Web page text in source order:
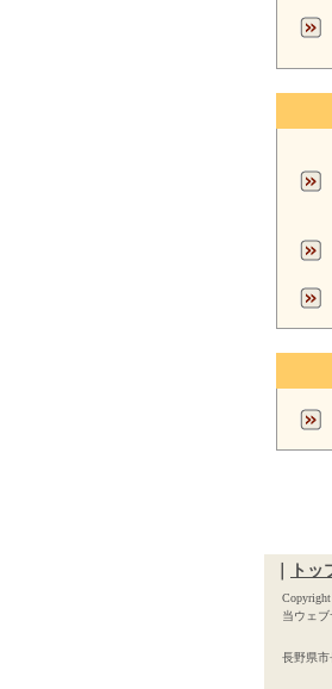
トッ
Copyright
当ウェ
長野県